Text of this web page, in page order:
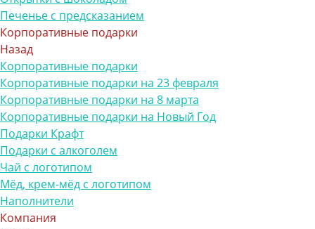
Печенье с предсказанием
Корпоративные подарки
Назад
Корпоративные подарки
Корпоративные подарки на 23 февраля
Корпоративные подарки на 8 марта
Корпоративные подарки на Новый Год
Подарки Крафт
Подарки с алкоголем
Чай с логотипом
Мёд, крем-мёд с логотипом
Наполнители
Компания